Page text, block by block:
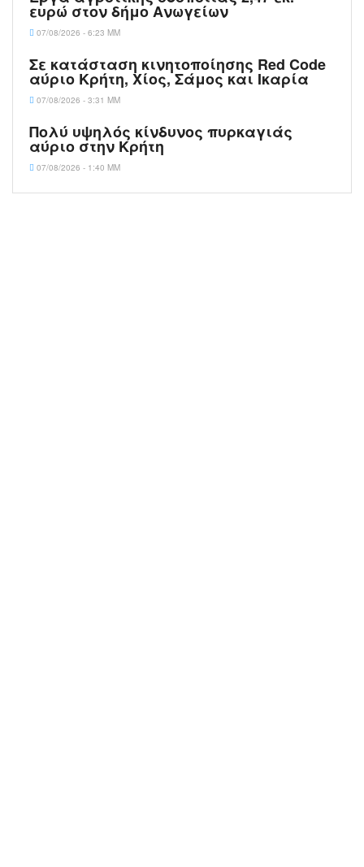
ευρώ στον δήμο Ανωγείων
07/08/2026 - 6:23 ΜΜ
Σε κατάσταση κινητοποίησης Red Code
αύριο Κρήτη, Χίος, Σάμος και Ικαρία
07/08/2026 - 3:31 ΜΜ
Πολύ υψηλός κίνδυνος πυρκαγιάς
αύριο στην Κρήτη
07/08/2026 - 1:40 ΜΜ